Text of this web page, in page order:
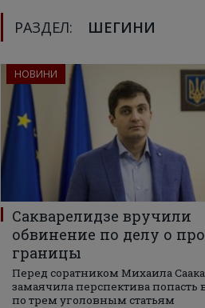
РАЗДЕЛ: ШЕГИНИ
НОВИНИ
Сакварелидзе вручили
обвинение по делу о
границы
Перед соратником Михаила
замаячила перспектива попасть
по трем уголовным статьям